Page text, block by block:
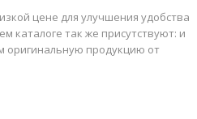
цене для улучшения удобства
каталоге так же присутствуют: и
оригинальную продукцию от